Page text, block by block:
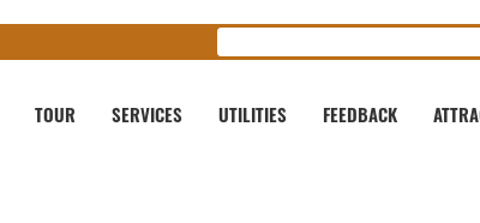
TOUR SERVICES UTILITIES FEEDBACK